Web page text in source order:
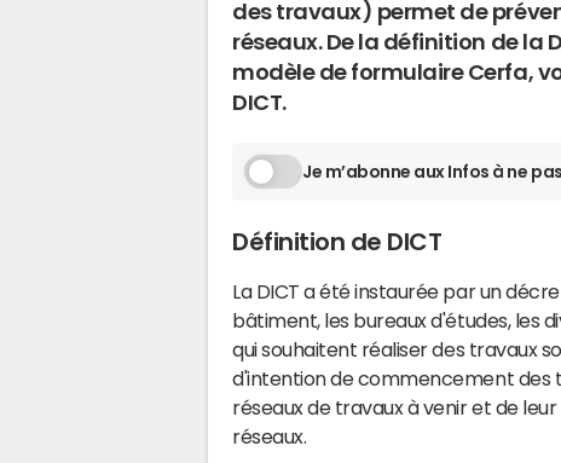
des travaux) permet de
réseaux. De la définition de la
modèle de formulaire Cerfa,
DICT.
Je m’abonne aux Infos à ne
Définition de DICT
La DICT a été instaurée par un
bâtiment, les bureaux d'études, les
qui souhaitent réaliser des travaux
d'intention de commencement des
réseaux de travaux à venir et de
réseaux.